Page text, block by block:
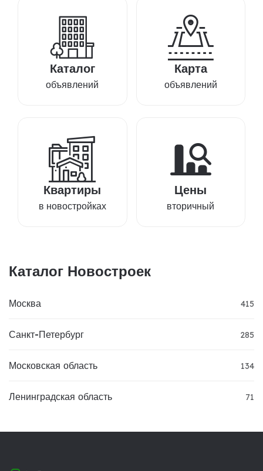
Каталог
объявлений
Карта
объявлений
Квартиры
в новостройках
Цены
вторичный
Каталог Новостроек
Москва 415
Санкт-Петербург 285
Московская область 134
Ленинградская область 71